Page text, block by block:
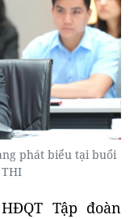
phát biểu tại buổi
Tập đoàn